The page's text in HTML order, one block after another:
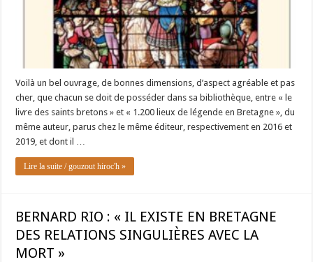
Voilà un bel ouvrage, de bonnes dimensions, d’aspect agréable et pas
cher, que chacun se doit de posséder dans sa bibliothèque, entre « le
livre des saints bretons » et « 1.200 lieux de légende en Bretagne », du
même auteur, parus chez le même éditeur, respectivement en 2016 et
2019, et dont il …
Lire la suite / gouzout hiroc'h »
BERNARD RIO : « IL EXISTE EN BRETAGNE
DES RELATIONS SINGULIÈRES AVEC LA
MORT »